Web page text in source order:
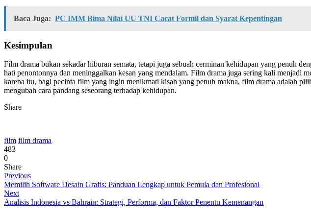
Baca Juga: PC IMM Bima Nilai UU TNI Cacat Formil dan Syarat Kepentingan
Kesimpulan
Film drama bukan sekadar hiburan semata, tetapi juga sebuah cerminan kehidupan yang penuh
hati penontonnya dan meninggalkan kesan yang mendalam. Film drama juga sering kali menjadi
karena itu, bagi pecinta film yang ingin menikmati kisah yang penuh makna, film drama adalah
mengubah cara pandang seseorang terhadap kehidupan.
Share
film film drama
483
0
Share
Previous
Memilih Software Desain Grafis: Panduan Lengkap untuk Pemula dan Profesional
Next
Analisis Indonesia vs Bahrain: Strategi, Performa, dan Faktor Penentu Kemenangan